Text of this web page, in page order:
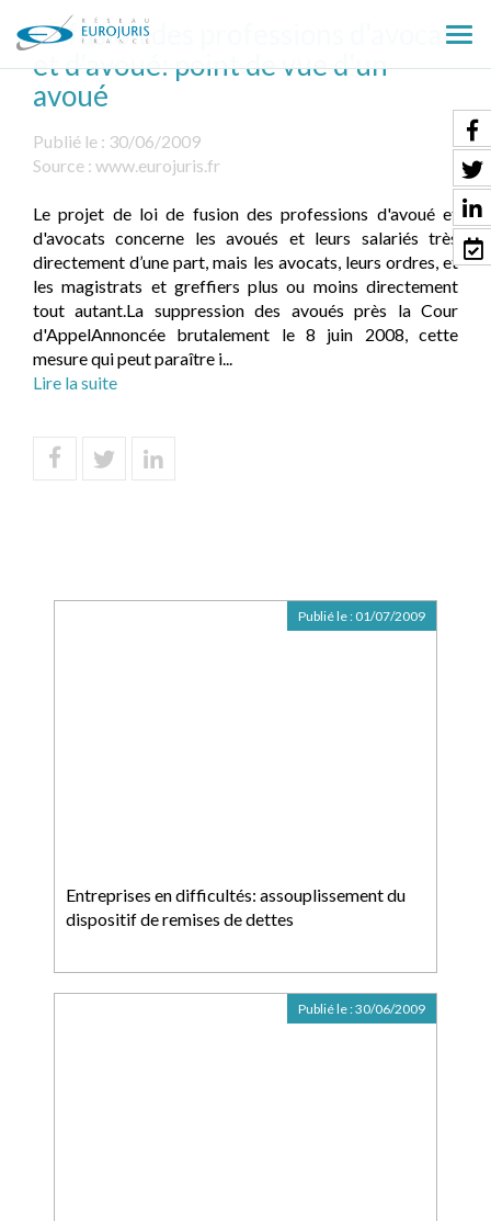
le
La fusion des professions d'avocat
et d'avoué: point de vue d'un
avoué
Publié le : 30/06/2009
Source : www.eurojuris.fr
Le projet de loi de fusion des professions d'avoué et
d'avocats concerne les avoués et leurs salariés très
directement d’une part, mais les avocats, leurs ordres, et
les magistrats et greffiers plus ou moins directement
tout autant.La suppression des avoués près la Cour
d'AppelAnnoncée brutalement le 8 juin 2008, cette
mesure qui peut paraître i...
Lire la suite
Entreprises en difficultés: assouplissement du
dispositif de remises de dettes
Publié le : 01/07/2009
Publié le :30/06/2009